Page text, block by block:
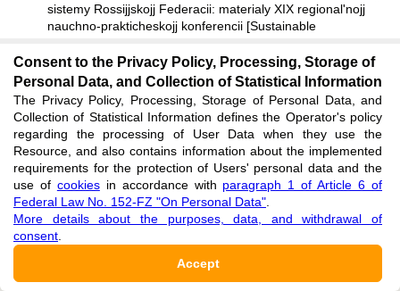
sistemy Rossijjskojj Federacii: materialy XIX regional'nojj
nauchno-prakticheskojj konferencii [Sustainable
Federation: proceddings of the 19th regional scientific and
practical conference]. - 2017. - pp. 129-133 [in Russian]
Miskiewicz R. Organisational structure in the process of
integration on the example of iron and steel industry
enterprise in Poland / R. Miskiewicz // [Warszawa:
Wydawnictwo Menadzerskie PMT] – 2017 – p. 201
Niv Henry R. Organizacija kak sistema. Principy postroenija
ustojjchivogo biznesa Ehdvardsa Deminga [Organization
by Edwards Deming] / Niv Henry R. // Alpina Publisher
[Trans. from English] - 2019 - p . 368 [in Russian]
Consent to the Privacy Policy, Processing, Storage of
Personal Data, and Collection of Statistical Information
The Privacy Policy, Processing, Storage of Personal Data, and
Collection of Statistical Information defines the Operator's policy
regarding the processing of User Data when they use the
Resource, and also contains information about the implemented
requirements for the protection of Users' personal data and the
use of cookiesin accordance with paragraph 1 of Article 6 of
Federal Law No. 152-FZ "On Personal Data"
More details about the purposes, data, and withdrawal of
consent
Accept